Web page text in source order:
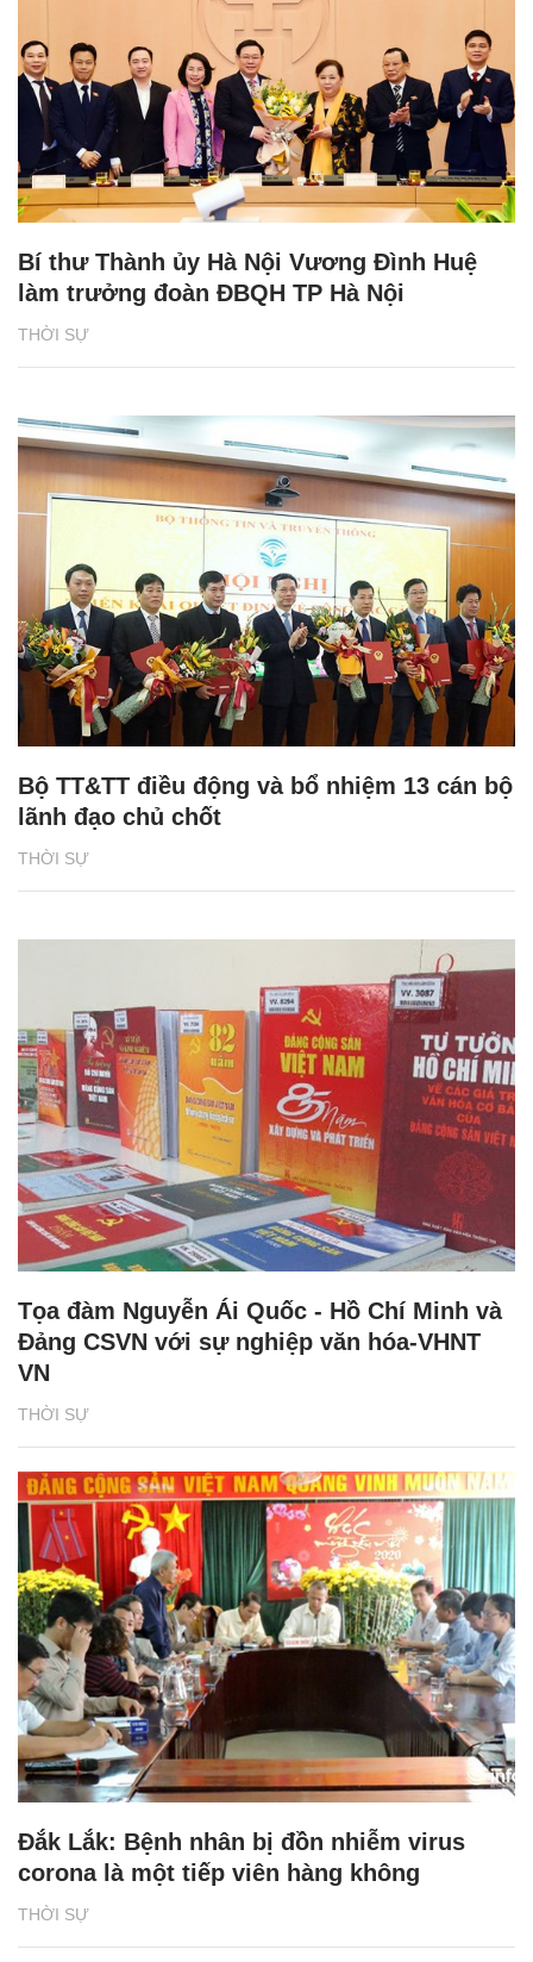
THỜI SỰ
Bí thư Thành ủy Hà Nội Vương Đình Huệ
làm trưởng đoàn ĐBQH TP Hà Nội
THỜI SỰ
Bộ TT&TT điều động và bổ nhiệm 13 cán bộ
lãnh đạo chủ chốt
THỜI SỰ
Tọa đàm Nguyễn Ái Quốc - Hồ Chí Minh và
Đảng CSVN với sự nghiệp văn hóa-VHNT
VN
THỜI SỰ
Đắk Lắk: Bệnh nhân bị đồn nhiễm virus
corona là một tiếp viên hàng không